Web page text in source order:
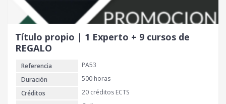
e
a
s
:
6
€
.
Título propio | 1 Experto + 9 cursos de
REGALO
Referencia
PA53
Duración
500 horas
Créditos
20 créditos ECTS